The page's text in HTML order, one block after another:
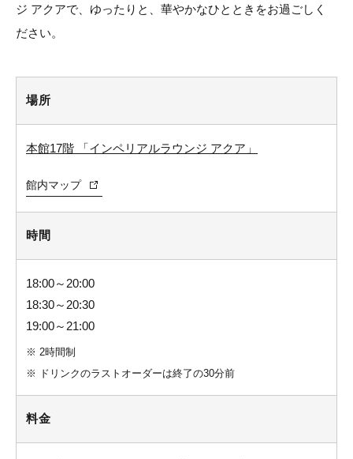
ジ アクアで、ゆったりと、華やかなひとときをお過ごしく
ださい。
場所
本館17階 「インペリアルラウンジ アクア」
館内マップ
時間
18:00～20:00
18:30～20:30
19:00～21:00
※ 2時間制
※
ドリンクのラストオーダーは終了の30分前
料金